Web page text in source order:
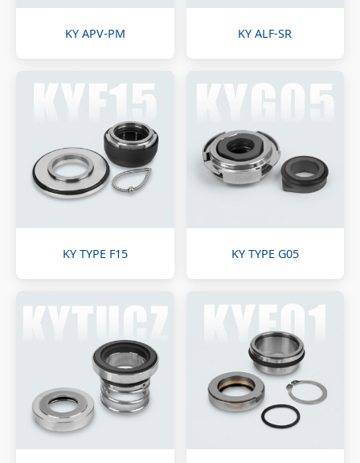
KY APV-PM KY ALF-SR
KY TYPE F15 KY TYPE G05